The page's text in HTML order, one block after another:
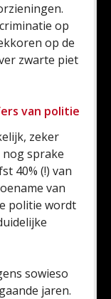
op
op de
zwarte piet
van politie
zeker
nog sprake
40% (!) van
van
politie wordt
sowieso
jaren.